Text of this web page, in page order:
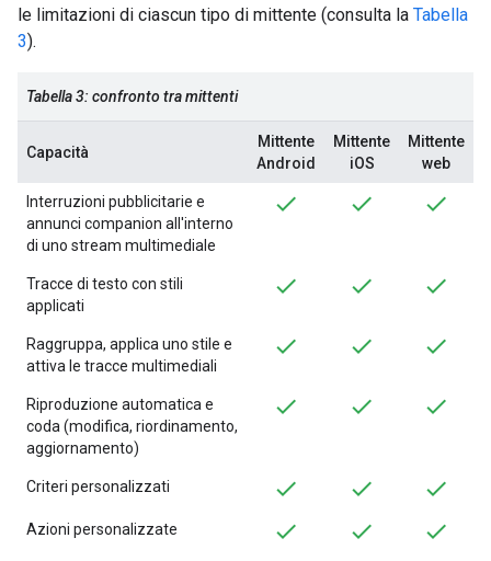
le limitazioni di ciascun tipo di mittente (consulta la Tabella
3).
Tabella 3: confronto tra mittenti
Capacità
Mittente
Android
Mittente
iOS
Mittente
web
Interruzioni pubblicitarie e
annunci companion all'interno
di uno stream multimediale
Tracce di testo con stili
applicati
Raggruppa, applica uno stile e
attiva le tracce multimediali
Riproduzione automatica e
coda (modifica, riordinamento,
aggiornamento)
Criteri personalizzati
Azioni personalizzate